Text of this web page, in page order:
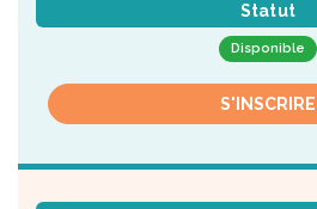
Statut
Disponible
S'INSCRIRE